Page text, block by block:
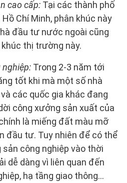
cao cấp: Tại các thành phố
Chí Minh, phân khúc này
đầu tư nước ngoài cũng
thị trường này.
nghiệp: Trong 2-3 năm tới
tốt khi mà một số nhà
các quốc gia khác đang
công xưởng sản xuất của
là miếng đất màu mỡ
đầu tư. Tuy nhiên để có thể
công nghiệp vào thời
dễ dàng vì liên quan đến
hạ tầng giao thông...